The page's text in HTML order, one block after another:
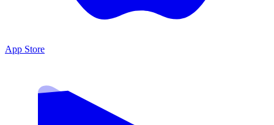
App Store